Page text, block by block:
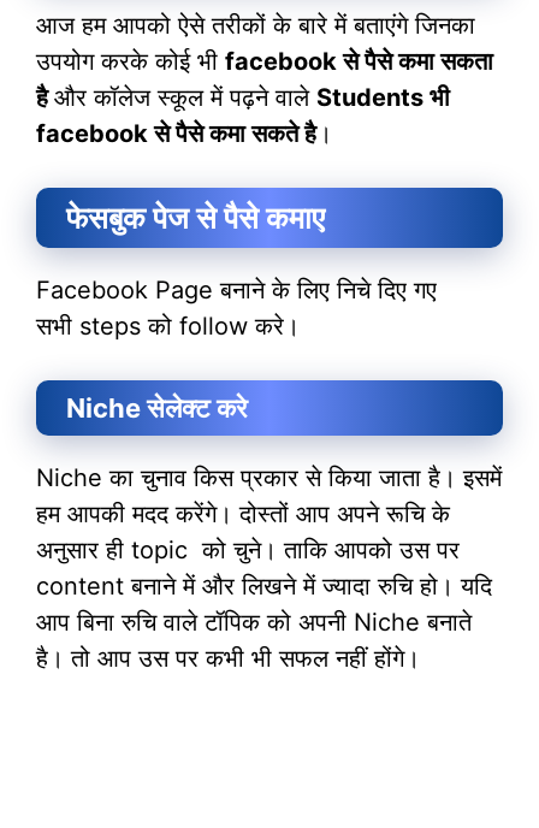
आज हम आपको ऐसे तरीकों के बारे में बताएंगे जिनका
उपयोग करके कोई भी facebook से पैसे कमा सकता
हैऔर कॉलेज स्कूल में पढ़ने वाले Students भी
facebook से पैसे कमा सकते है।
फेसबुक पेज से पैसे कमाए
Facebook Page बनाने के लिए निचे दिए गए
सभी steps को follow करे।
Niche सेलेक्ट करे
Niche का चुनाव किस प्रकार से किया जाता है। इसमें
हम आपकी मदद करेंगे। दोस्तों आप अपने रूचि के
अनुसार ही topic को चुने। ताकि आपको उस पर
content बनाने में और लिखने में ज्यादा रुचि हो। यदि
आप बिना रुचि वाले टॉपिक को अपनी Niche बनाते
है। तो आप उस पर कभी भी सफल नहीं होंगे।